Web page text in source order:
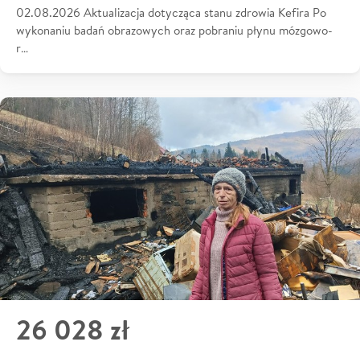
02.08.2026 Aktualizacja dotycząca stanu zdrowia Kefira Po
wykonaniu badań obrazowych oraz pobraniu płynu mózgowo-
r…
26 028 zł